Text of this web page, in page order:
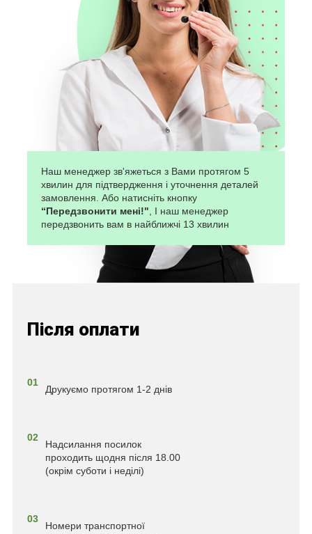
Наш менеджер зв'яжеться з Вами протягом 5
хвилин для підтвердження і уточнення деталей
замовлення. Або натисніть кнопку
“Передзвонити мені!", І наш менеджер
передзвонить вам в найближчі 13 хвилин
Після оплати
01
Друкуємо протягом 1-2 днів
02
Надсилання посилок
проходить щодня після 18.00
(окрім суботи і неділі)
03
Номери транспортної